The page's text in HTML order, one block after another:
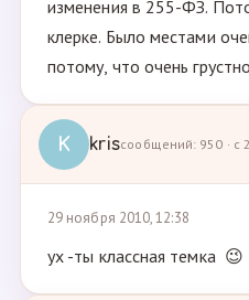
изменения в 255-ФЗ.
клерке. Было местами
потому, что очень
K krisсообщений: 950 · с
29 ноября 2010, 12:38
ух -ты классная темка 😉